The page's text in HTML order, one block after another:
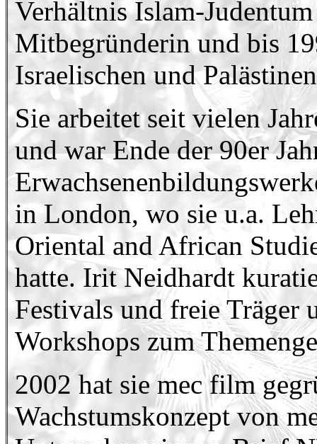
Verhältnis Islam-
Mitbegründerin und bis
Israelischen und
Sie arbeitet seit vielen
und war Ende der 90er
in London, wo sie u.a.
Oriental and African
hatte. Irit Neidhardt
Festivals und freie Träger
Workshops zum
2002 hat sie mec film
Wachstumskonzept von